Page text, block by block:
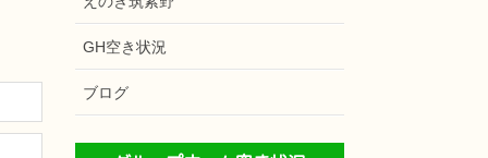
GH空き状況
ブログ